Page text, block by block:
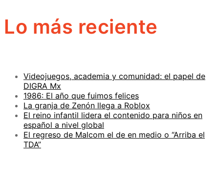
Lo más reciente
Videojuegos, academia y comunidad: el papel de
DIGRA Mx
1986: El año que fuimos felices
La granja de Zenón llega a Roblox
El reino infantil lidera el contenido para niños en
español a nivel global
El regreso de Malcom el de en medio o “Arriba el
TDA”